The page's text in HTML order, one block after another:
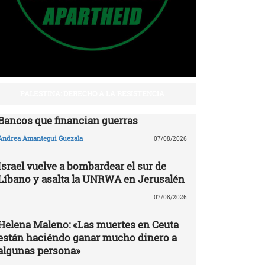
que financian guerras
Amantegui Guezala 07/08/2026
vuelve a bombardear el sur de
y asalta la UNRWA en Jerusalén
07/08/2026
Maleno: «Las muertes en Ceuta
haciéndo ganar mucho dinero a
persona»